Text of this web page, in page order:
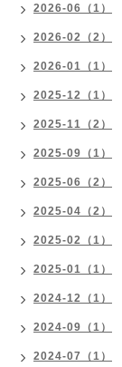
2026-06（1）
2026-02（2）
2026-01（1）
2025-12（1）
2025-11（2）
2025-09（1）
2025-06（2）
2025-04（2）
2025-02（1）
2025-01（1）
2024-12（1）
2024-09（1）
2024-07（1）